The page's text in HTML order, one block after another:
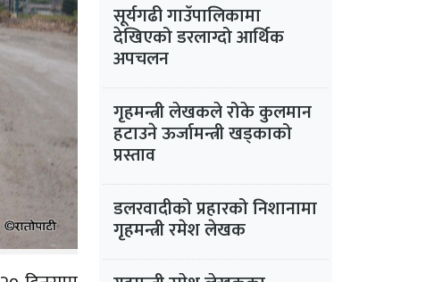
सूर्यगढी गाउँपालिकामा
देखिएको डरलाग्दो आर्थिक
अपचलन
गृहमन्त्री लेखकले रोके कुलमान
हटाउने ऊर्जामन्त्री खड्काको
प्रस्ताव
डलरवादीको प्रहारको निशानामा
गृहमन्त्री रमेश लेखक